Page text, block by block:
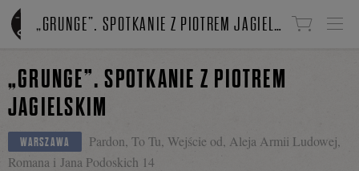
Linki do przejścia
„GRUNGE”. SPOTKANIE Z PIOTREM JAGIELSKIM
„GRUNGE”. SPOTKANIE Z PIOTREM
JAGIELSKIM
WARSZAWA
Pardon, To Tu, Wejście od, Aleja Armii Ludowej,
Romana i Jana Podoskich 14